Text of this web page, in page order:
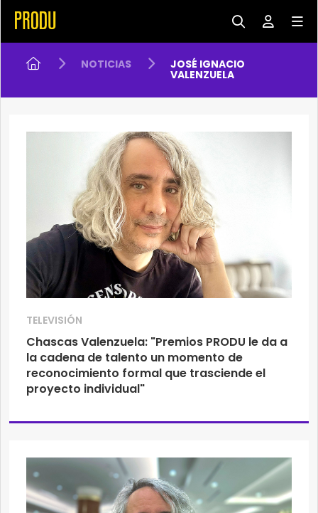
NOTICIAS JOSÉ IGNACIO
VALENZUELA
TELEVISIÓN
Chascas Valenzuela: "Premios PRODU le da a
la cadena de talento un momento de
reconocimiento formal que trasciende el
proyecto individual"